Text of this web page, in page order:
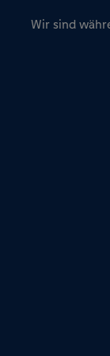
-
Wir sind